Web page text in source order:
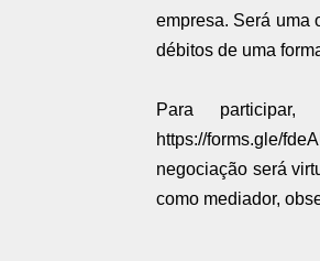
empresa. Será uma
débitos de uma
Para
https://forms.gle/
negociação será
como mediador,